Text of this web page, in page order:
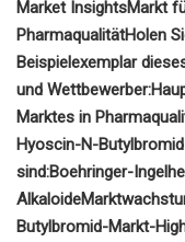
Market InsightsMarkt
PharmaqualitätHolen
Beispielexemplar
und Wettbewerber:
Marktes in
Hyoscin-N-
sind:Boehringer-
Alkaloide
Butylbromid-Markt-